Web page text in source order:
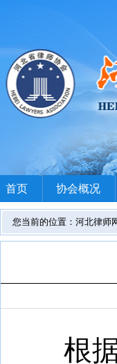
首页 协会概况
您当前的位置：河北律师
根据